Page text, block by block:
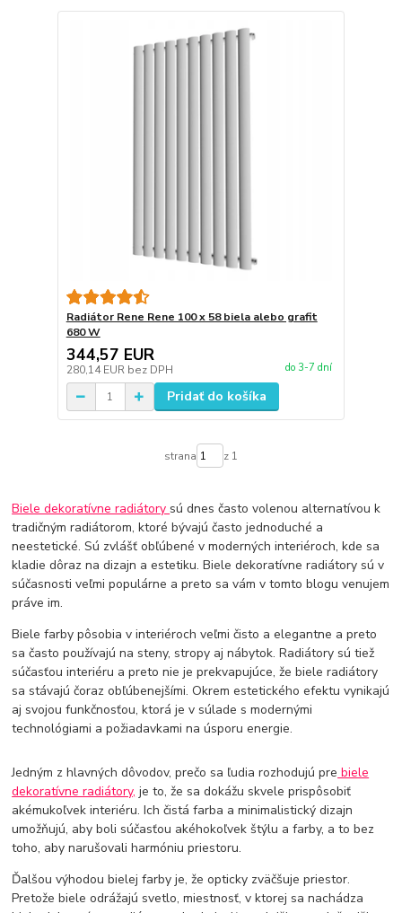
Radiátor Rene Rene 100 x 58 biela alebo grafit
680 W
344,57 EUR
280,14 EUR bez DPH do 3-7 dní
Pridať do košíka
strana z 1
Biele dekoratívne radiátory sú dnes často volenou alternatívou k
tradičným radiátorom, ktoré bývajú často jednoduché a
neestetické. Sú zvlášť obľúbené v moderných interiéroch, kde sa
kladie dôraz na dizajn a estetiku. Biele dekoratívne radiátory sú v
súčasnosti veľmi populárne a preto sa vám v tomto blogu venujem
práve im.
Biele farby pôsobia v interiéroch veľmi čisto a elegantne a preto
sa často používajú na steny, stropy aj nábytok. Radiátory sú tiež
súčasťou interiéru a preto nie je prekvapujúce, že biele radiátory
sa stávajú čoraz obľúbenejšími. Okrem estetického efektu vynikajú
aj svojou funkčnosťou, ktorá je v súlade s modernými
technológiami a požiadavkami na úsporu energie.
Jedným z hlavných dôvodov, prečo sa ľudia rozhodujú pre biele
dekoratívne radiátory, je to, že sa dokážu skvele prispôsobiť
akémukoľvek interiéru. Ich čistá farba a minimalistický dizajn
umožňujú, aby boli súčasťou akéhokoľvek štýlu a farby, a to bez
toho, aby narušovali harmóniu priestoru.
Ďalšou výhodou bielej farby je, že opticky zväčšuje priestor.
Pretože biele odrážajú svetlo, miestnosť, v ktorej sa nachádza